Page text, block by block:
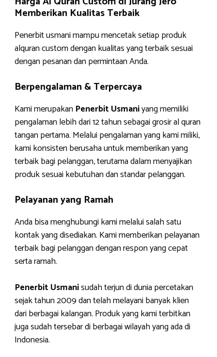
Memberikan Kualitas Terbaik
Penerbit usmani mampu mencetak setiap produk
alquran custom dengan kualitas yang terbaik sesuai
dengan pesanan dan permintaan Anda.
Berpengalaman & Terpercaya
Kami merupakan Penerbit Usmaniyang memiliki
pengalaman lebih dari 12 tahun sebagai grosir al quran
tangan pertama. Melalui pengalaman yang kami miliki,
kami konsisten berusaha untuk memberikan yang
terbaik bagi pelanggan, terutama dalam menyajikan
produk sesuai kebutuhan dan standar pelanggan.
Pelayanan yang Ramah
Anda bisa menghubungi kami melalui salah satu
kontak yang disediakan. Kami memberikan pelayanan
terbaik bagi pelanggan dengan respon yang cepat
serta ramah.
Penerbit Usmanisudah terjun di dunia percetakan
sejak tahun 2009 dan telah melayani banyak klien
dari berbagai kalangan. Produk yang kami terbitkan
juga sudah tersebar di berbagai wilayah yang ada di
Indonesia.